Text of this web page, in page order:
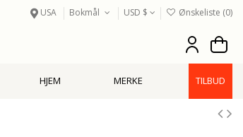
USA Bokmål USD $ Ønskeliste (0)
HJEM MERKE TILBUD